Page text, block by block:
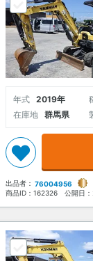
年式 2019年
在庫地
群馬県
出品者： 76004956
商品ID： 162326 公開日：